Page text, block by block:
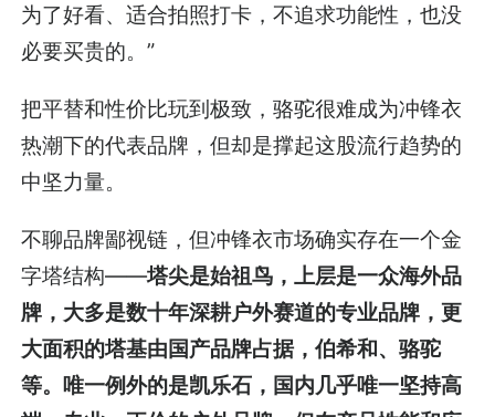
为了好看、适合拍照打卡，不追求功能性，也没
必要买贵的。”
把平替和性价比玩到极致，骆驼很难成为冲锋衣
热潮下的代表品牌，但却是撑起这股流行趋势的
中坚力量。
不聊品牌鄙视链，但冲锋衣市场确实存在一个金
字塔结构——塔尖是始祖鸟，上层是一众海外品
牌，大多是数十年深耕户外赛道的专业品牌，更
大面积的塔基由国产品牌占据，伯希和、骆驼
等。唯一例外的是凯乐石，国内几乎唯一坚持高